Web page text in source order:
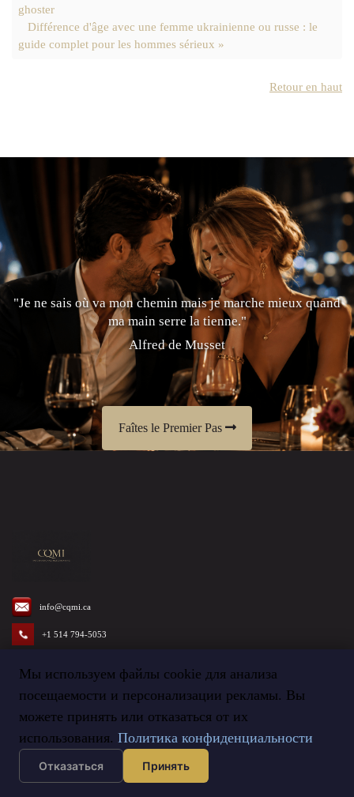
Мы используем файлы cookie для анализа
посещаемости и персонализации рекламы. Вы
можете принять или отказаться от их
использования. Политика конфиденциальности
Отказаться Принять
ghoster
Différence d'âge avec une femme ukrainienne ou russe : le
guide complet pour les hommes sérieux »
Retour en haut
"Je ne sais où va mon chemin mais je marche mieux quand
ma main serre la tienne."
Alfred de Musset
Faîtes le Premier Pas
info@cqmi.ca
+1 514 794-5053